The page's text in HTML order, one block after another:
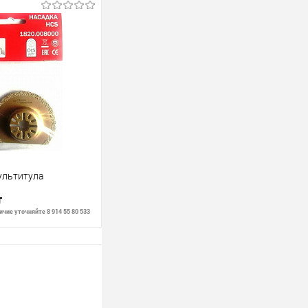
В корзину
уточняйте 8 914 55 80 533